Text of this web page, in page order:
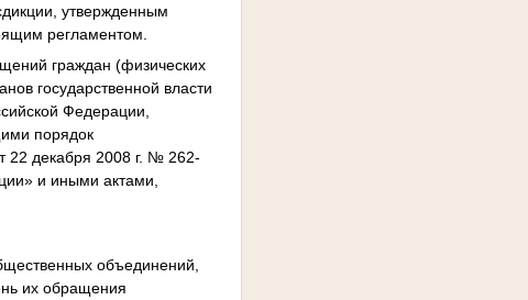
утвержденным
регламентом.
граждан (физических
государственной власти
Федерации,
порядок
22 декабря 2008 г. № 262-
и иными актами,
объединений,
их обращения